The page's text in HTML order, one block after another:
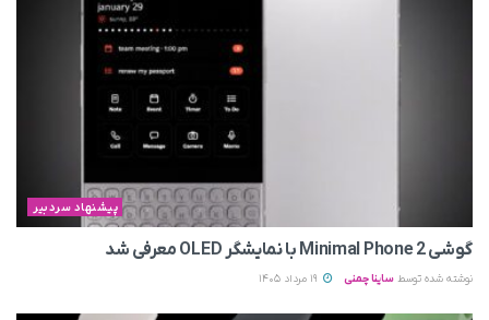
پیشنهاد سردبیر
گوشی Minimal Phone 2 با نمایشگر OLED معرفی شد
نوشته شده توسط ساینا چمنی